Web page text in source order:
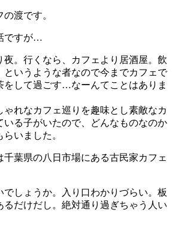
渡です。
ですが…
夜。行くなら、カフェより居酒屋。飲
というような者なので今までカフェで
をして過ごす…なーんてことはありま
ゃれなカフェ巡りを趣味とし素敵なカ
いる子がいたので、どんなものなのか
いました。
千葉県の八日市場にある古民家カフェ
でしょうか。入り口わかりづらい。板
るだけだし。絶対通り過ぎちゃう人い